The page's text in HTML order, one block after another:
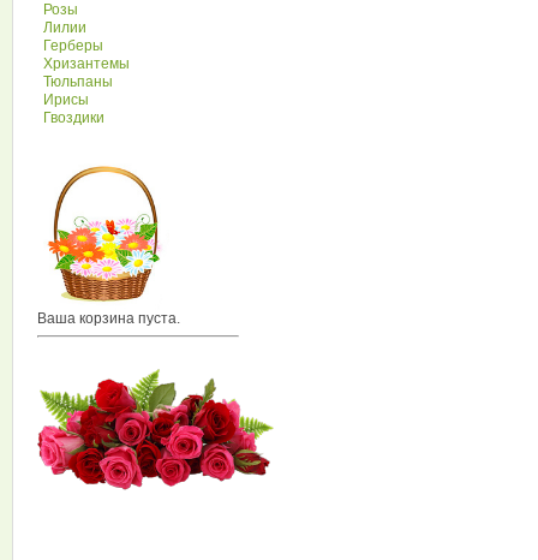
Розы
Лилии
Герберы
Хризантемы
Тюльпаны
Ирисы
Гвоздики
Ваша корзина пуста.